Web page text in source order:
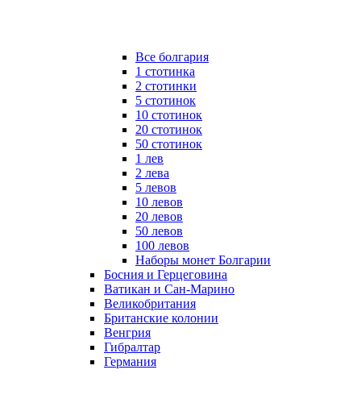
Все болгария
1 стотинка
2 стотинки
5 стотинок
10 стотинок
20 стотинок
50 стотинок
1 лев
2 лева
5 левов
10 левов
20 левов
50 левов
100 левов
Наборы монет Болгарии
Босния и Герцеговина
Ватикан и Сан-Марино
Великобритания
Британские колонии
Венгрия
Гибралтар
Германия